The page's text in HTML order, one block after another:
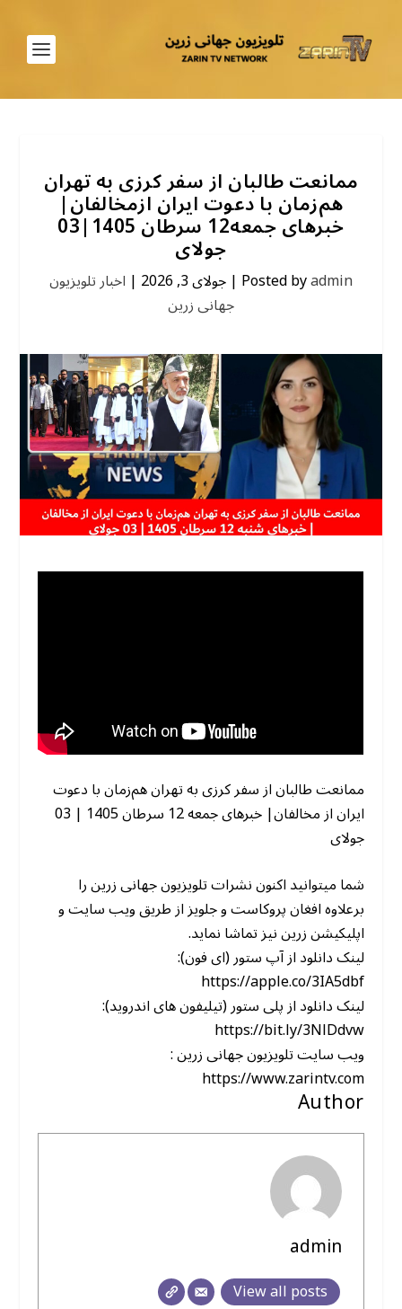
ممانعت طالبان از سفر کرزی به تهران
هم‌زمان با دعوت ایران ازمخالفان|
خبرهای جمعه12 سرطان 1405|03
جولای
Posted byadmin
| جولای 3, 2026 | اخبار تلویزیون
جهانی زرین
ممانعت طالبان از سفر کرزی به تهران هم‌زمان با دعوت
ایران از مخالفان| خبرهای جمعه 12 سرطان 1405 | 03
جولای
شما میتوانید اکنون نشرات تلویزیون جهانی زرین را
برعلاوه افغان پروکاست و جلویز از طریق ویب سایت و
اپلیکیشن زرین نیز تماشا نماید.
لینک دانلود از آپ ستور (ای فون):
https://apple.co/3IA5dbf
لینک دانلود از پلی ستور (تیلیفون های اندروید):
https://bit.ly/3NlDdvw
ویب سایت تلویزیون جهانی زرین :
https://www.zarintv.com
Author
admin
View all posts